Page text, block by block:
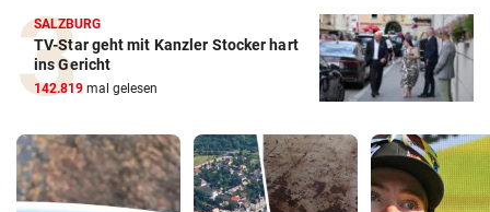
SALZBURG
TV-Star geht mit Kanzler Stocker hart
ins Gericht
142.819 mal gelesen